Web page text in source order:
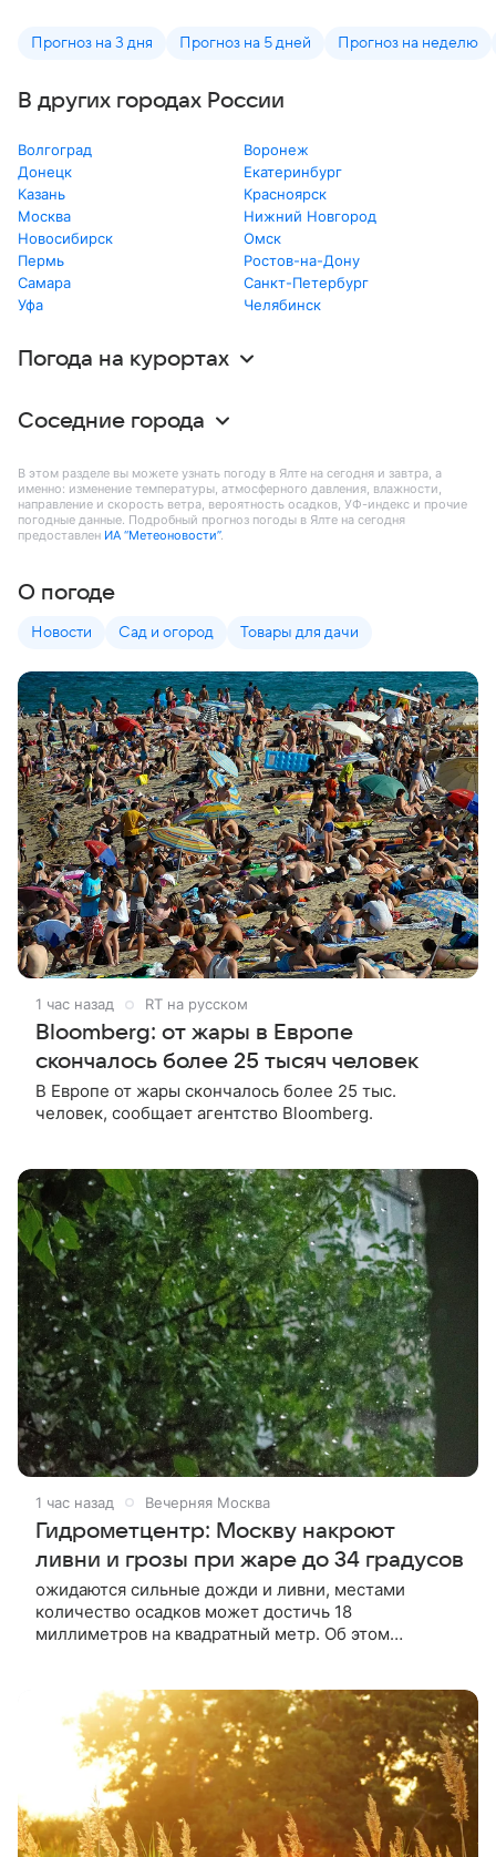
Прогноз на 3 дня Прогноз на 5 дней Прогноз на неделю
В других городах России
Волгоград
Воронеж
Донецк
Екатеринбург
Казань
Красноярск
Москва
Нижний Новгород
Новосибирск
Омск
Пермь
Ростов-на-Дону
Самара
Санкт-Петербург
Уфа
Челябинск
Погода на курортах
Соседние города
В этом разделе вы можете узнать погоду в Ялте на сегодня и завтра, а
именно: изменение температуры, атмосферного давления, влажности,
направление и скорость ветра, вероятность осадков, УФ-индекс и прочие
погодные данные. Подробный прогноз погоды в Ялте на сегодня
предоставлен ИА “Метеоновости”.
О погоде
Новости Сад и огород Товары для дачи
1 час назад RT на русском
Bloomberg: от жары в Европе
скончалось более 25 тысяч человек
В Европе от жары скончалось более 25 тыс.
человек, сообщает агентство Bloomberg.
1 час назад Вечерняя Москва
Гидрометцентр: Москву накроют
ливни и грозы при жаре до 34 градусов
ожидаются сильные дожди и ливни, местами
количество осадков может достичь 18
миллиметров на квадратный метр. Об этом